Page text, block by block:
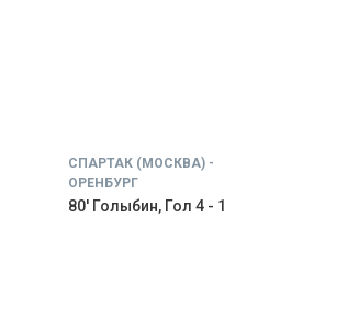
СПАРТАК (МОСКВА) -
ОРЕНБУРГ
80' Голыбин, Гол 4 - 1